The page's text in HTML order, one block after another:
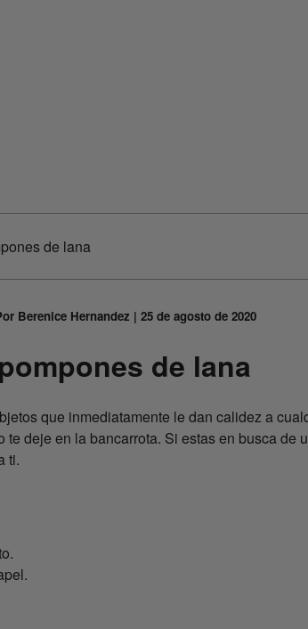
de lana
Berenice Hernandez | 25 de agosto de 2020
de lana
que inmediatamente le dan calidez a
deje en la bancarrota. Si estas en busca de
ti.